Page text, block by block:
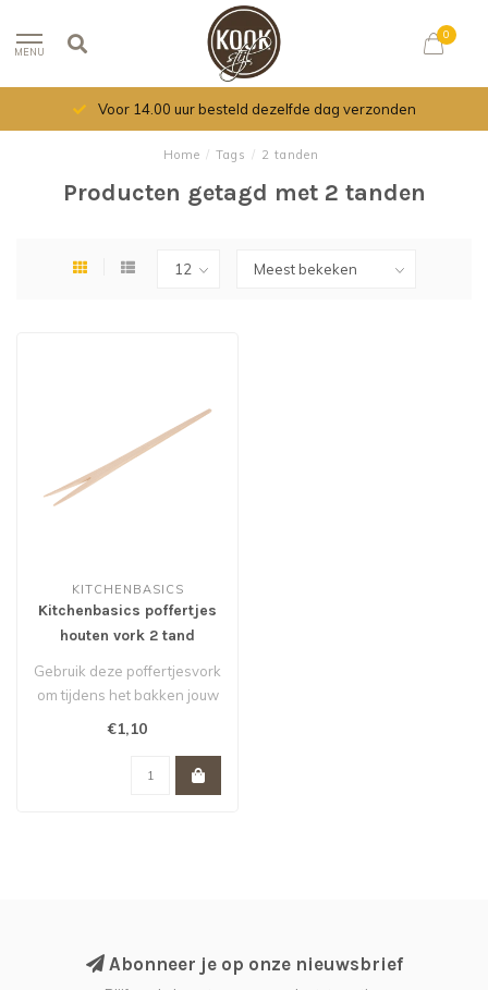
MENU
0
Voor 14.00 uur besteld dezelfde dag verzonden
Home / Tags / 2 tanden
Producten getagd met 2 tanden
KITCHENBASICS
Kitchenbasics poffertjes
houten vork 2 tand
Gebruik deze poffertjesvork
om tijdens het bakken jouw
poffertjes om te draaien ..
€1,10
Abonneer je op onze nieuwsbrief